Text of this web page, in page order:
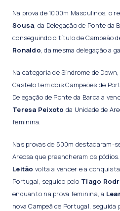
Na prova de 1000m Masculinos, o
Sousa, da Delegação de Ponte da
conseguindo o título de Campeão
Ronaldo, da mesma delegação a
Na categoria de Síndrome de Down,
Castelo tem dois Campeões de
Delegação de Ponte da Barca a
Teresa Peixoto da Unidade de
feminina.
Nas provas de 500m destacaram-
Areosa que preencheram os
Leitão volta a vencer e a
Portugal, seguido pelo Tiago
enquanto na prova feminina, a
nova Campeã de Portugal, seguida